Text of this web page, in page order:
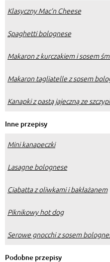
Klasyczny Mac’n Cheese
Spaghetti bolognese
Makaron z kurczakiem i sosem
Makaron tagliatelle z sosem
Kanapki z pastą jajeczną ze
Inne przepisy
Mini kanapeczki
Lasagne bolognese
Ciabatta z oliwkami i bakłażanem
Piknikowy hot dog
Serowe gnocchi z sosem
Podobne przepisy